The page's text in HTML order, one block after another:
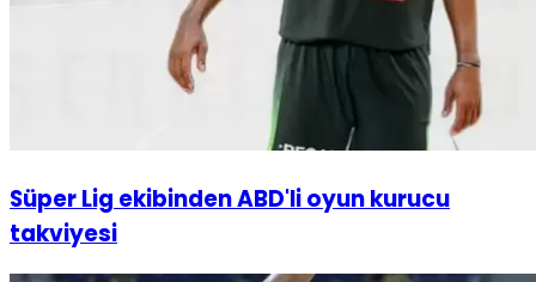
Süper Lig ekibinden ABD'li oyun kurucu
takviyesi